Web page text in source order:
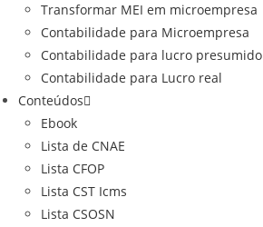
Transformar MEI em microempresa
Contabilidade para Microempresa
Contabilidade para lucro presumido
Contabilidade para Lucro real
Conteúdos
Ebook
Lista de CNAE
Lista CFOP
Lista CST Icms
Lista CSOSN